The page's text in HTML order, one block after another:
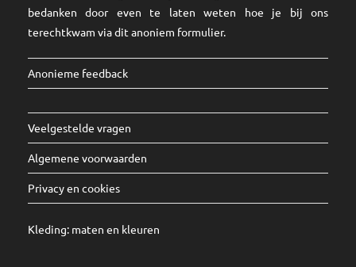
bedanken door even te laten weten hoe je bij ons
terechtkwam via dit anoniem formulier.
Anonieme feedback
Veelgestelde vragen
Algemene voorwaarden
Privacy en cookies
Kleding: maten en kleuren